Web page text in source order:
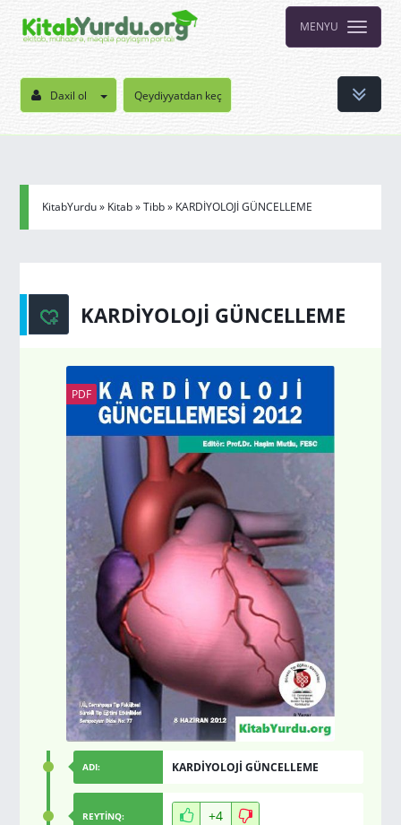
MENYU
Daxil ol Qeydiyyatdan keç
KitabYurdu» Kitab»Tibb» KARDİYOLOJİ GÜNCELLEME
KARDİYOLOJİ GÜNCELLEME
PDF
ADI: KARDİYOLOJİ GÜNCELLEME
REYTİNQ: +4